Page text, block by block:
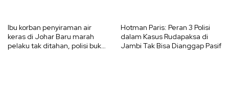
Ibu korban penyiraman air
keras di Johar Baru marah
pelaku tak ditahan, polisi buka
Hotman Paris: Peran 3 Polisi
dalam Kasus Rudapaksa di
Jambi Tak Bisa Dianggap Pasif